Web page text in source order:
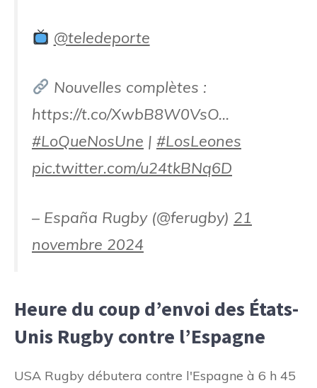
@teledeporte
Nouvelles complètes :
https://t.co/XwbB8W0VsO…
#LoQueNosUne | #LosLeones
pic.twitter.com/u24tkBNq6D
– España Rugby (@ferugby) 21
novembre 2024
Heure du coup d’envoi des États-
Unis Rugby contre l’Espagne
USA Rugby débutera contre l'Espagne à 6 h 45